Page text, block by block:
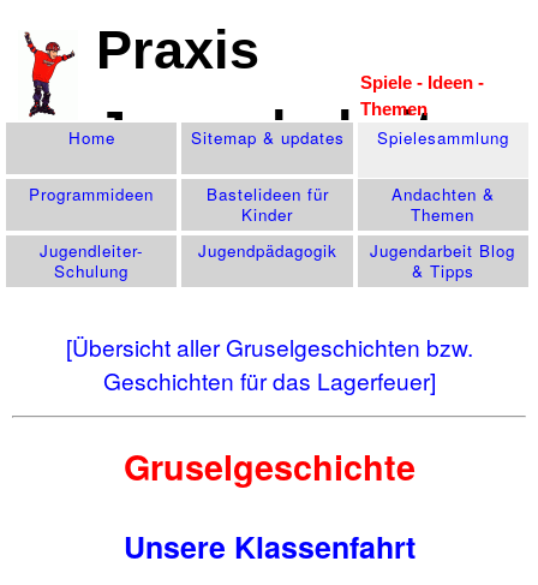
Praxis
Jugendarbeit
Spiele - Ideen -
Themen
Home Sitemap & updates Spiele­sammlung
Programm­ideen
Bastelideen für
Kinder
Andachten &
Themen
Jugendleiter-
Schulung
Jugend­pädagogik
Jugendarbeit Blog
& Tipps
[Übersicht aller Gruselgeschichten bzw.
Geschichten für das Lagerfeuer]
Gruselgeschichte
Unsere Klassenfahrt